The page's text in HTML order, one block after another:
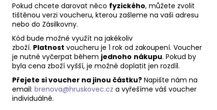
Pokud chcete darovat něco fyzického, můžete zvolit
tištěnou verzi voucheru, kterou zašleme na vaši adresu
nebo do Zásilkovny.
Kód bude možné využít na jakékoliv
zboží. Platnost voucheru je 1 rok od zakoupení. Voucher
je nutné vyčerpat během jednoho nákupu. Pokud by
byla cena zboží vyšší, je možné doplatit jen rozdíl.
Přejete si voucher na jinou částku? Napište nám na
email: brenova@hruskovec.cz a vyřešíme váš voucher
individuálně.